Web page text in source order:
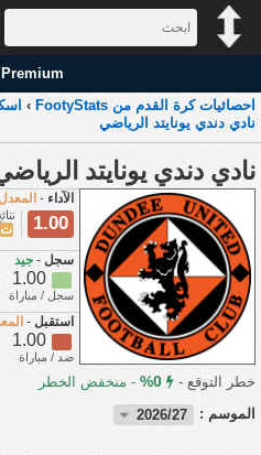
Premium
احصائيات كرة القدم من FootyStats
›
نادي دندي يونايتد الرياضي
نادي دندي يونايتد
الآداء - المعدل
1.00 ت
سجل - جيد
1.00
سجل / مباراة
استقبل -
1.00
ضد / مباراة
خطر التوقع - 0%
- منخفض الخطر
الموسم :
2026/27